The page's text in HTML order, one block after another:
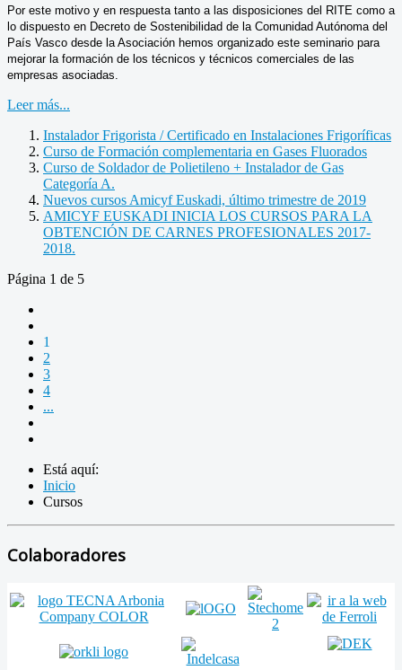
Por este motivo y en respuesta tanto a las disposiciones del RITE como a
lo dispuesto en Decreto de Sostenibilidad de la Comunidad Autónoma del
País Vasco desde la Asociación hemos organizado este seminario para
mejorar la formación de los técnicos y técnicos comerciales de las
empresas asociadas.
Leer más...
Instalador Frigorista / Certificado en Instalaciones Frigoríficas
Curso de Formación complementaria en Gases Fluorados
Curso de Soldador de Polietileno + Instalador de Gas
Categoría A.
Nuevos cursos Amicyf Euskadi, último trimestre de 2019
AMICYF EUSKADI INICIA LOS CURSOS PARA LA
OBTENCIÓN DE CARNES PROFESIONALES 2017-
2018.
Página 1 de 5
1
2
3
4
...
Está aquí:
Inicio
Cursos
Colaboradores